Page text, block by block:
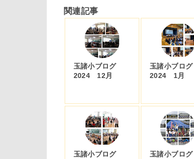
関連記事
玉諸小ブログ
2024 12月
玉諸小ブログ
2024 1月
玉諸小ブログ
玉諸小ブログ